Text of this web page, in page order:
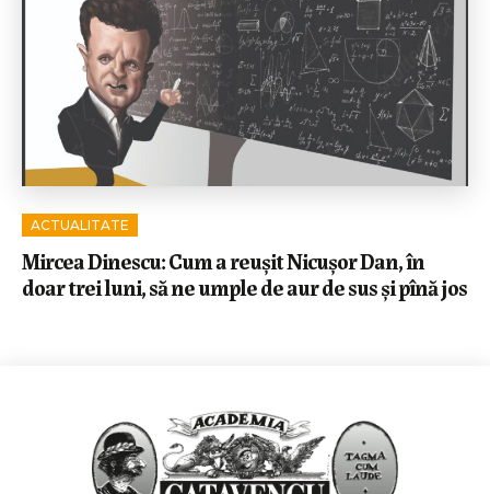
ACTUALITATE
Mircea Dinescu: Cum a reușit Nicușor Dan, în
doar trei luni, să ne umple de aur de sus și pînă jos